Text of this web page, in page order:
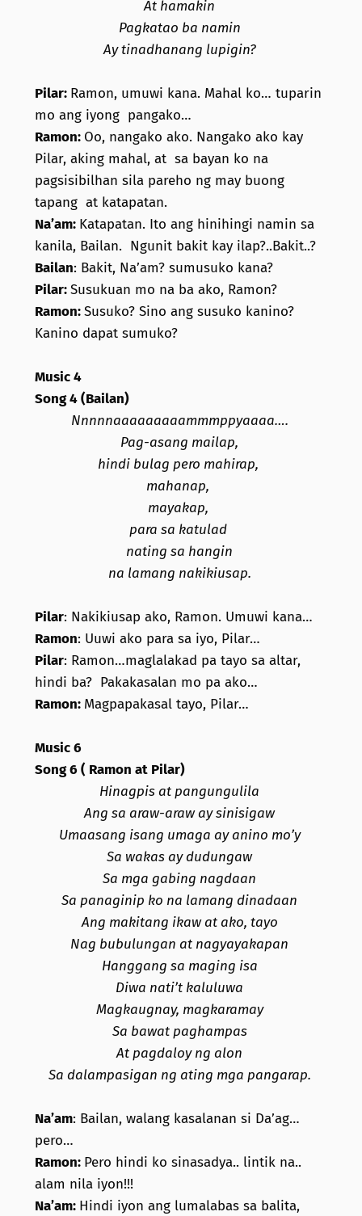
At hamakin
Pagkatao ba namin
Ay tinadhanang lupigin?
Pilar: Ramon, umuwi kana. Mahal ko… tuparin
mo ang iyong pangako…
Ramon: Oo, nangako ako. Nangako ako kay
Pilar, aking mahal, at sa bayan ko na
pagsisibilhan sila pareho ng may buong
tapang at katapatan.
Na’am: Katapatan. Ito ang hinihingi namin sa
kanila, Bailan. Ngunit bakit kay ilap?..Bakit..?
Bailan: Bakit, Na’am? sumusuko kana?
Pilar:Susukuan mo na ba ako, Ramon?
Ramon:Susuko? Sino ang susuko kanino?
Kanino dapat sumuko?
Music 4
Song 4 (Bailan)
Nnnnnaaaaaaaaammmppyaaaa….
Pag-asang mailap,
hindi bulag pero mahirap,
mahanap,
mayakap,
para sa katulad
nating sa hangin
na lamang nakikiusap.
Pilar: Nakikiusap ako, Ramon. Umuwi kana…
Ramon: Uuwi ako para sa iyo, Pilar…
Pilar: Ramon…maglalakad pa tayo sa altar,
hindi ba? Pakakasalan mo pa ako…
Ramon: Magpapakasal tayo, Pilar…
Music 6
Song 6 ( Ramon at Pilar)
Hinagpis at pangungulila
Ang sa araw-araw ay sinisigaw
Umaasang isang umaga ay anino mo’y
Sa wakas ay dudungaw
Sa mga gabing nagdaan
Sa panaginip ko na lamang dinadaan
Ang makitang ikaw at ako, tayo
Nag bubulungan at nagyayakapan
Hanggang sa maging isa
Diwa nati’t kaluluwa
Magkaugnay, magkaramay
Sa bawat paghampas
At pagdaloy ng alon
Sa dalampasigan ng ating mga pangarap.
Na’am: Bailan, walang kasalanan si Da’ag…
pero…
Ramon: Pero hindi ko sinasadya.. lintik na..
alam nila iyon!!!
Na’am: Hindi iyon ang lumalabas sa balita,